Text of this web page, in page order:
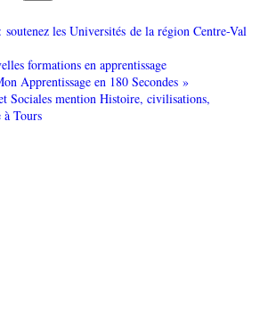
soutenez les Universités de la région Centre-Val
formations en apprentissage
Apprentissage en 180 Secondes »
Sociales mention Histoire, civilisations,
à Tours